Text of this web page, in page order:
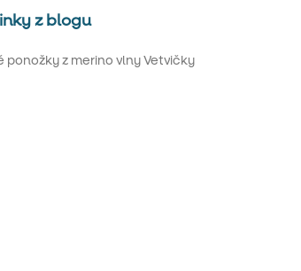
KOŠÍK
z blogu
ponožky z merino vlny Vetvičky